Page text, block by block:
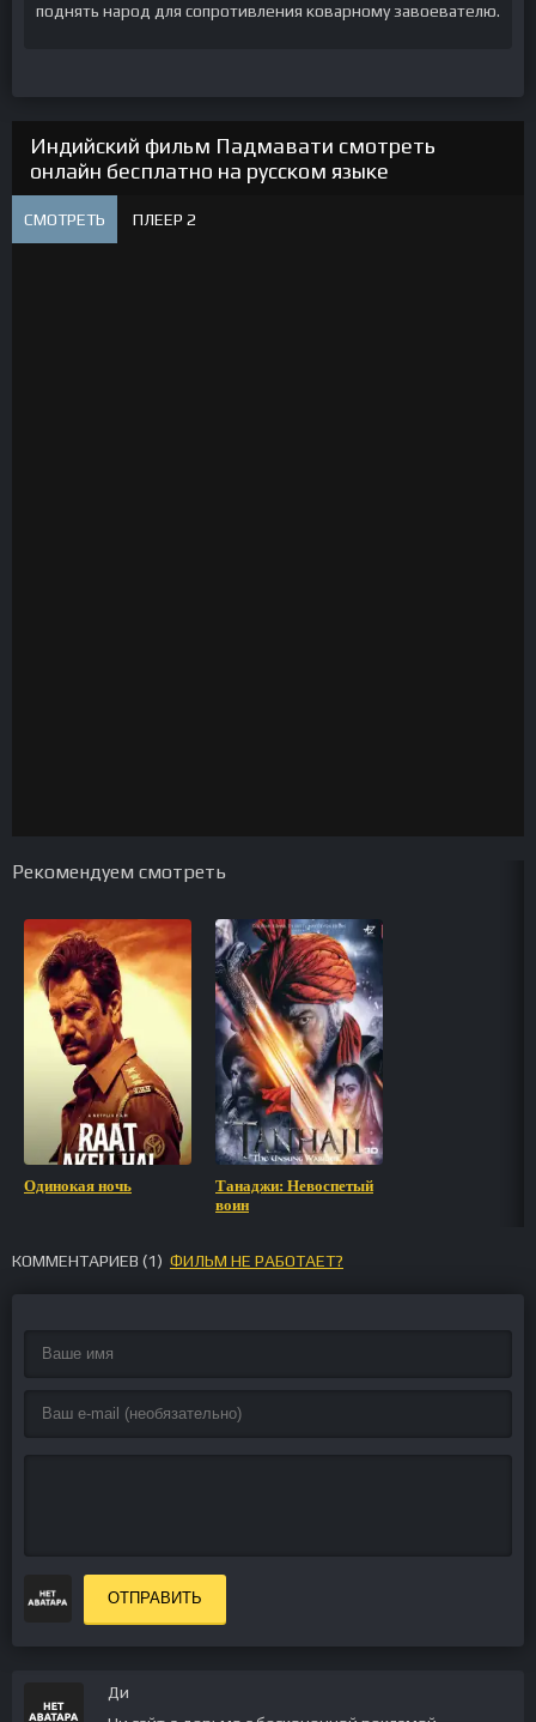
поднять народ для сопротивления коварному завоевателю.
Индийский фильм Падмавати смотреть
онлайн бесплатно на русском языке
СМОТРЕТЬ ПЛЕЕР 2
Рекомендуем смотреть
Одинокая ночь
Танаджи: Невоспетый
воин
КОММЕНТАРИЕВ (1) ФИЛЬМ НЕ РАБОТАЕТ?
ОТПРАВИТЬ
Ди